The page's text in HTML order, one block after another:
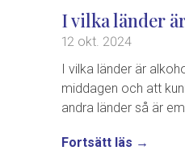
I vilka länder
12 okt. 2024
I vilka länder är
middagen och att
andra länder så är
Fortsätt läs →